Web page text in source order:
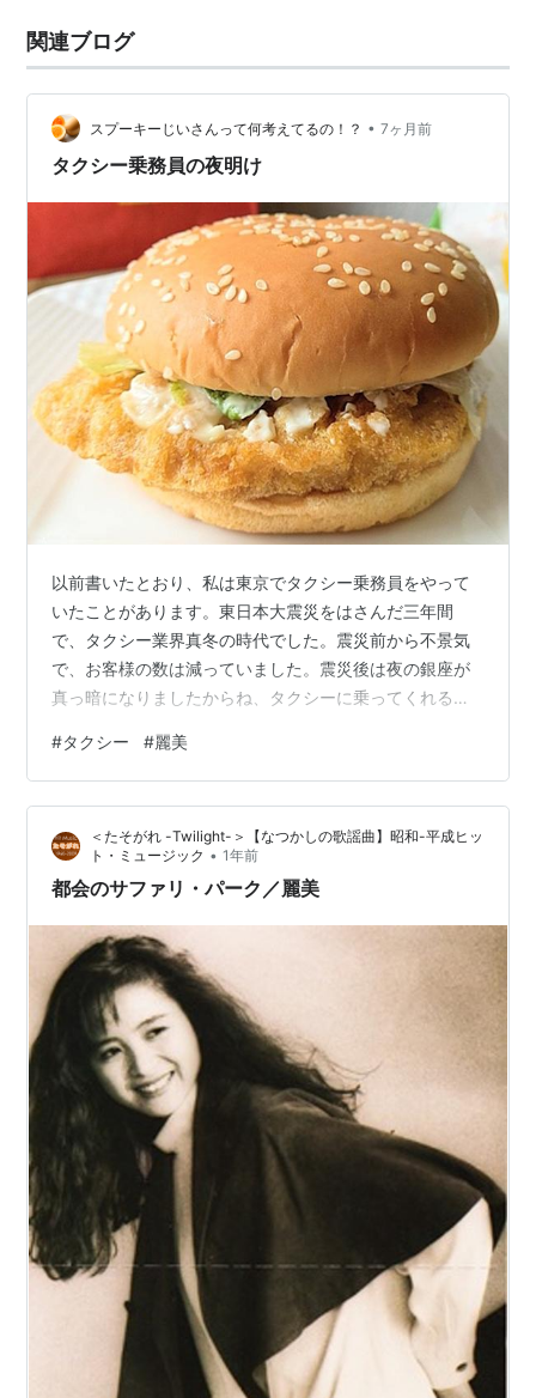
関連ブログ
スプーキーじいさんって何考えてるの！？ • 7ヶ月前
タクシー乗務員の夜明け
以前書いたとおり、私は東京でタクシー乗務員をやって
いたことがあります。東日本大震災をはさんだ三年間
で、タクシー業界真冬の時代でした。震災前から不景気
で、お客様の数は減っていました。震災後は夜の銀座が
真っ暗になりましたからね、タクシーに乗ってくれるお
て違うかもしれませんけど、出庫から帰庫までの時間が
決められています。東京の場合は21時間以内でした。距
離も規制があって、365km以内になっていました（← 覚
えやすい数字）。これは過労と事故を防ぐために国土交
通省（だっけ？ 厚労省？）が決めたルールです。稼ぎた
いがために長時間・長距離の営業をして事故…
#タクシー #麗美
＜たそがれ -Twilight-＞【なつかしの歌謡曲】昭和-平成ヒッ
ト・ミュージック • 1年前
都会のサファリ・パーク／麗美